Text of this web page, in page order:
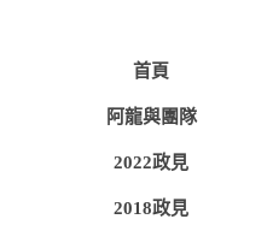
首頁
阿龍與團隊
2022政見
2018政見